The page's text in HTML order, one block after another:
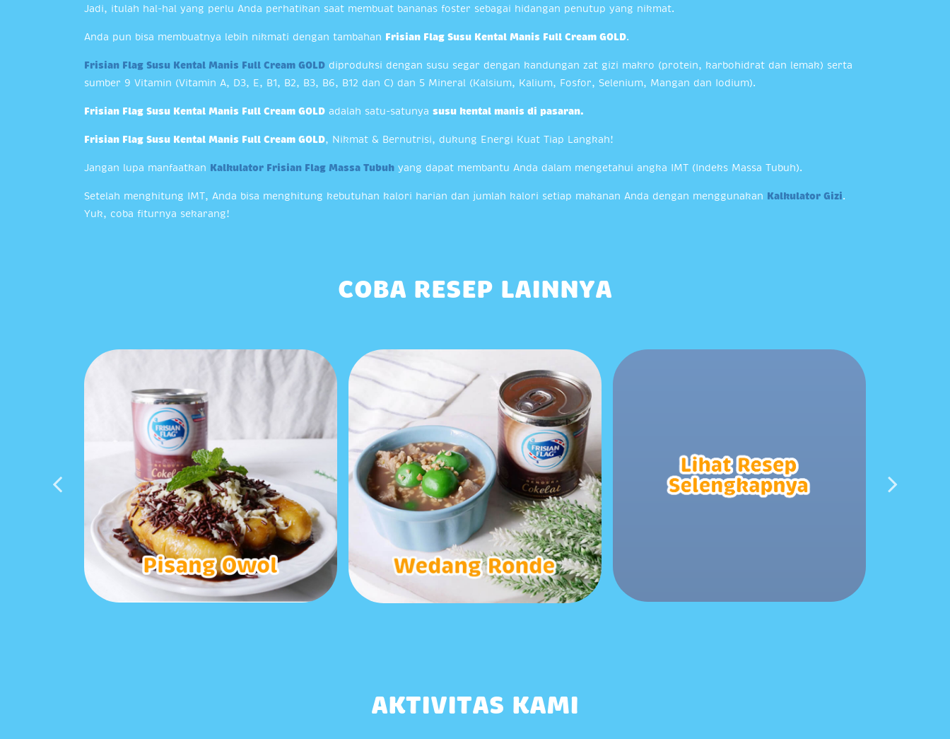
Jadi, itulah hal-hal yang perlu Anda perhatikan saat membuat bananas foster sebagai hidangan penutup yang nikmat.
Anda pun bisa membuatnya lebih nikmati dengan tambahan Frisian Flag Susu Kental Manis Full Cream GOLD.
Frisian Flag Susu Kental Manis Full Cream GOLD diproduksi dengan susu segar dengan kandungan zat gizi makro (protein, karbohidrat dan lemak) serta
sumber 9 Vitamin (Vitamin A, D3, E, B1, B2, B3, B6, B12 dan C) dan 5 Mineral (Kalsium, Kalium, Fosfor, Selenium, Mangan dan Iodium).
Frisian Flag Susu Kental Manis Full Cream GOLD adalah satu-satunya susu kental manis di pasaran.
Frisian Flag Susu Kental Manis Full Cream GOLD, Nikmat & Bernutrisi, dukung Energi Kuat Tiap Langkah!
Jangan lupa manfaatkan Kalkulator Frisian Flag Massa Tubuh yang dapat membantu Anda dalam mengetahui angka IMT (Indeks Massa Tubuh).
Setelah menghitung IMT, Anda bisa menghitung kebutuhan kalori harian dan jumlah kalori setiap makanan Anda dengan menggunakan Kalkulator Gizi.
Yuk, coba fiturnya sekarang!
COBA RESEP LAINNYA
AKTIVITAS KAMI